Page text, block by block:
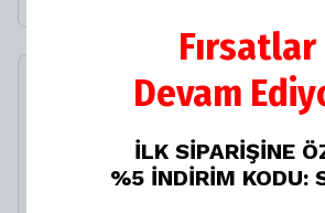
SMX Lastik Tamir Kiti
%20
Fırsatlar
Devam
İLK SİPARİŞİNE
%5 İNDİRİM KODU: